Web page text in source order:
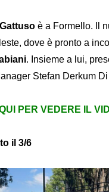
Gattuso è a Formello. Il
dove è pronto a
. Insieme a lui,
Stefan Derkum
PER VEDERE IL
il 3/6